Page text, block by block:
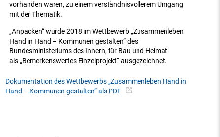
vorhanden waren, zu einem verständnisvollerem Umgang
mit der Thematik.
„Anpacken“ wurde 2018 im Wettbewerb „Zusammenleben
Hand in Hand – Kommunen gestalten“ des
Bundesministeriums des Innern, für Bau und Heimat
als „Bemerkenswertes Einzelprojekt“ ausgezeichnet.
Dokumentation des Wettbewerbs „Zusammenleben Hand in
Hand – Kommunen gestalten“ als PDF